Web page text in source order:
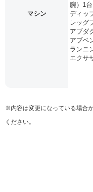
マシン
腕）1台
ディッ
レッグ
アブダ
アブベ
ランニ
エクサ
※内容は変更になっている場合
ください。